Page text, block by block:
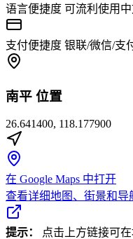
语言便捷度 可流利使用
支付便捷度 银联/微信/支
南平 位置
26.641400, 118.177900
在 Google Maps 中打开
查看详细地图、街景和导
提示：
点击上方链接可